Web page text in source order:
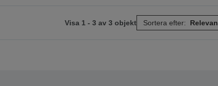
Visa 1 - 3 av 3 objekt Sortera efter: